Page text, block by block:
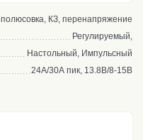
КЗ, перенапряжение
Регулируемый,
Настольный, Импульсный
24А/30А пик, 13.8В/8-15В